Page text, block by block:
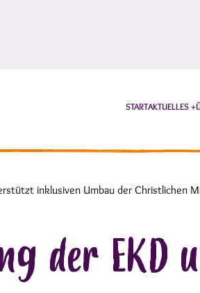
STARTAKTUELLES
inklusiven Umbau der Christlichen
der EKD